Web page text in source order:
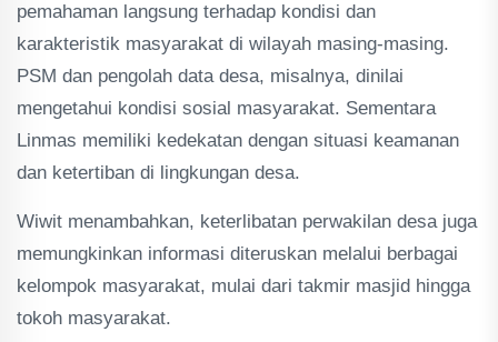
pemahaman langsung terhadap kondisi dan
karakteristik masyarakat di wilayah masing-masing.
PSM dan pengolah data desa, misalnya, dinilai
mengetahui kondisi sosial masyarakat. Sementara
Linmas memiliki kedekatan dengan situasi keamanan
dan ketertiban di lingkungan desa.
Wiwit menambahkan, keterlibatan perwakilan desa juga
memungkinkan informasi diteruskan melalui berbagai
kelompok masyarakat, mulai dari takmir masjid hingga
tokoh masyarakat.